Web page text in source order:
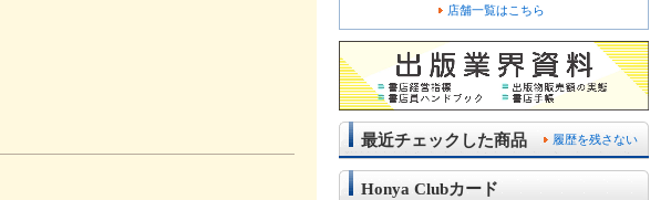
店舗一覧はこちら
履歴を残さない
最近チェックした商品
Honya Clubカード